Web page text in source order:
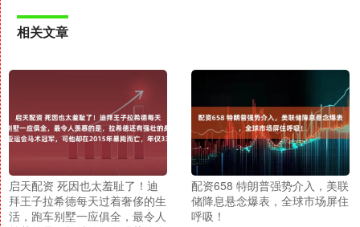
相关文章
启天配资 死因也太羞耻了！迪
拜王子拉希德每天过着奢侈的生
活，跑车别墅一应俱全，最令人
配资658 特朗普强势介入，美联
储降息悬念爆表，全球市场屏住
呼吸！